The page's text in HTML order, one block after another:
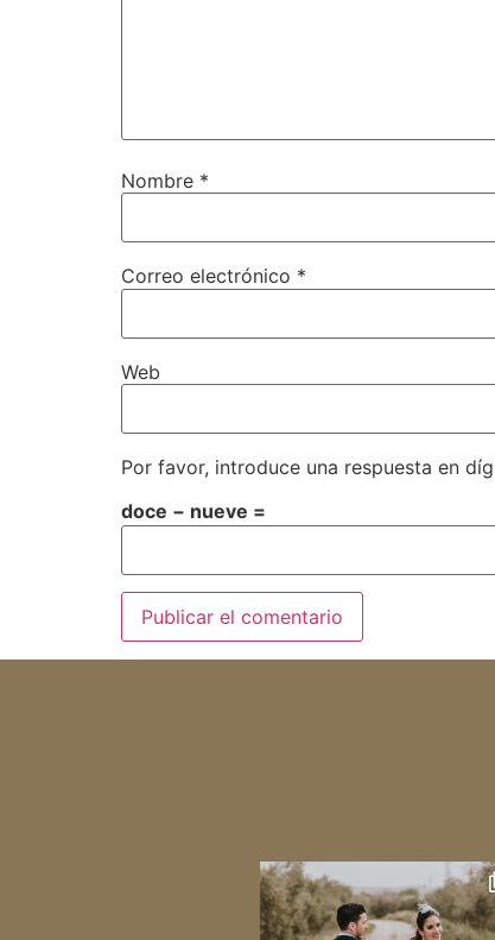
Nombre *
Correo electrónico *
Web
Por favor, introduce una respuesta en
doce − nueve =